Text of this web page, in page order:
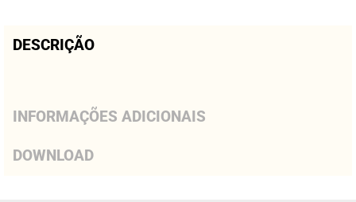
DESCRIÇÃO
INFORMAÇÕES ADICIONAIS
DOWNLOAD